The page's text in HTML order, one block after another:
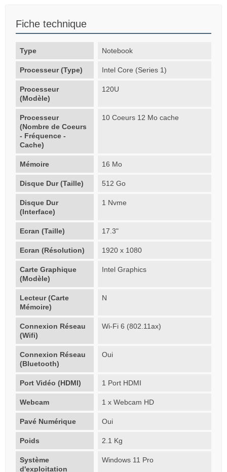
Fiche technique
Type Notebook
Processeur (Type) Intel Core (Series 1)
Processeur
(Modèle)
120U
Processeur
(Nombre de Coeurs
- Fréquence -
Cache)
10 Coeurs 12 Mo cache
Mémoire 16 Mo
Disque Dur (Taille) 512 Go
Disque Dur
(Interface)
1 Nvme
Ecran (Taille) 17.3"
Ecran (Résolution) 1920 x 1080
Carte Graphique
(Modèle)
Intel Graphics
Lecteur (Carte
Mémoire)
N
Connexion Réseau
(Wifi)
Wi-Fi 6 (802.11ax)
Connexion Réseau
(Bluetooth)
Oui
Port Vidéo (HDMI) 1 Port HDMI
Webcam 1 x Webcam HD
Pavé Numérique Oui
Poids 2.1 Kg
Système
d'exploitation
Windows 11 Pro